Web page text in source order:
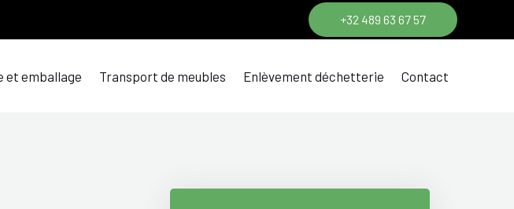
+32 489 63 67 57
et emballage Transport de meubles Enlèvement déchetterie Contact